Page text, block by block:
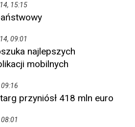
15:15
09:01
najlepszych
mobilnych
09:16
przyniósł 418 mln euro